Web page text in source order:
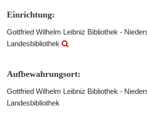
Einrichtung:
Gottfried Wilhelm Leibniz Bibliothek -
Landesbibliothek
Aufbewahrungsort:
Gottfried Wilhelm Leibniz Bibliothek -
Landesbibliothek